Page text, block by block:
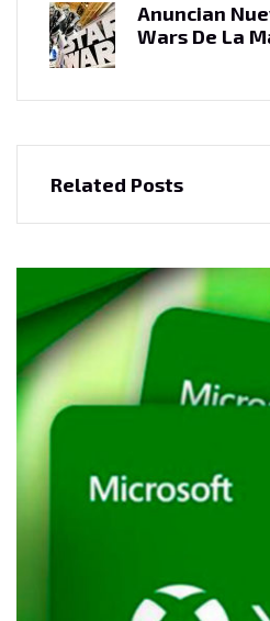
Anuncian
Wars De La
Related Posts